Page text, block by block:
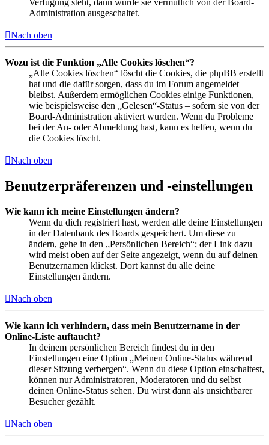
Administration ausgeschaltet.
Nach oben
Wozu ist die Funktion „Alle Cookies löschen“?
„Alle Cookies löschen“ löscht die Cookies, die phpBB erstellt
hat und die dafür sorgen, dass du im Forum angemeldet
bleibst. Außerdem ermöglichen Cookies einige Funktionen,
wie beispielsweise den „Gelesen“-Status – sofern sie von der
Board-Administration aktiviert wurden. Wenn du Probleme
bei der An- oder Abmeldung hast, kann es helfen, wenn du
die Cookies löscht.
Nach oben
Benutzerpräferenzen und -einstellungen
Wie kann ich meine Einstellungen ändern?
Wenn du dich registriert hast, werden alle deine Einstellungen
in der Datenbank des Boards gespeichert. Um diese zu
ändern, gehe in den „Persönlichen Bereich“; der Link dazu
wird meist oben auf der Seite angezeigt, wenn du auf deinen
Benutzernamen klickst. Dort kannst du alle deine
Einstellungen ändern.
Nach oben
Wie kann ich verhindern, dass mein Benutzername in der
Online-Liste auftaucht?
In deinem persönlichen Bereich findest du in den
Einstellungen eine Option „Meinen Online-Status während
dieser Sitzung verbergen“. Wenn du diese Option einschaltest,
können nur Administratoren, Moderatoren und du selbst
deinen Online-Status sehen. Du wirst dann als unsichtbarer
Besucher gezählt.
Nach oben